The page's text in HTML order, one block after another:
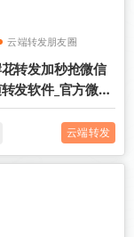
云端转发朋友圈
云端收藏转发
转发加秒抢微信
发软件_官方微信
云端转发